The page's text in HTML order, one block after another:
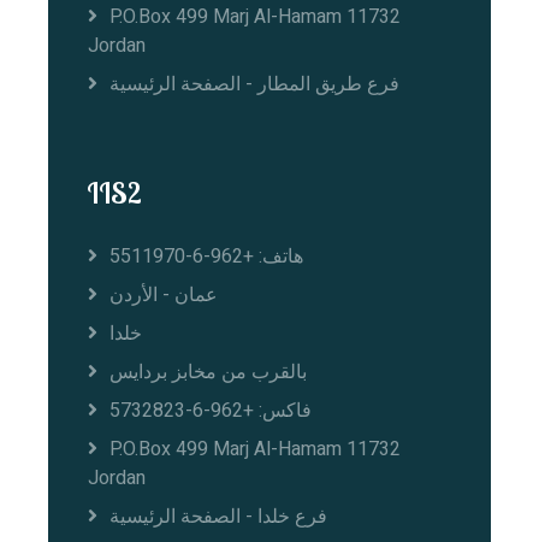
P.O.Box 499 Marj Al-Hamam 11732
Jordan
فرع طريق المطار - الصفحة الرئيسية
IIS2
هاتف: +962-6-5511970
عمان - الأردن
خلدا
بالقرب من مخابز بردايس
فاكس: +962-6-5732823
P.O.Box 499 Marj Al-Hamam 11732
Jordan
فرع خلدا - الصفحة الرئيسية